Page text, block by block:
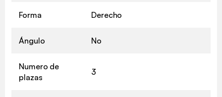
Forma Derecho
Ángulo No
Numero de
plazas
3